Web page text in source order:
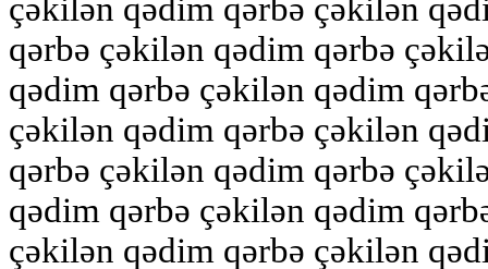
çəkilən qədim qərbə çəkilən
qərbə çəkilən qədim qərbə
qədim qərbə çəkilən qədim
çəkilən qədim qərbə çəkilən
qərbə çəkilən qədim qərbə
qədim qərbə çəkilən qədim
çəkilən qədim qərbə çəkilən